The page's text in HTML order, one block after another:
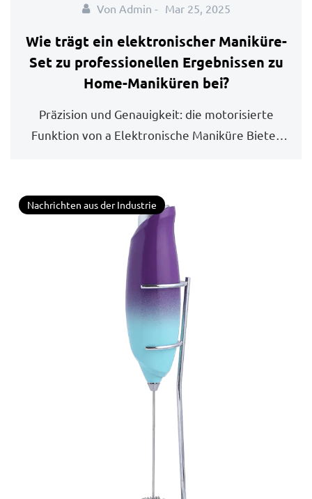
Von Admin - Mar 25, 2025
Wie trägt ein elektronischer Maniküre-
Set zu professionellen Ergebnissen zu
Home-Maniküren bei?
Präzision und Genauigkeit: die motorisierte
Funktion von a Elektronische Maniküre Bietet
Nachrichten aus der Industrie